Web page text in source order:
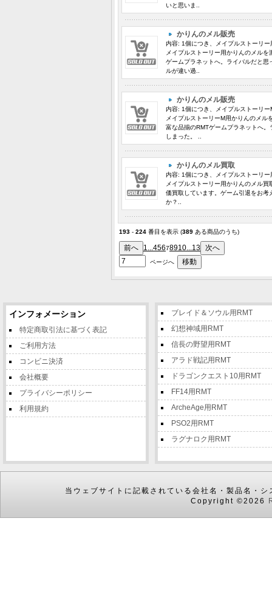
いと思いま..
かりんのメル販売
内容: 1個につき、メイプルストーリ
メイプルストーリー用かりんのメル
ゲームプラネットへ。ライバルだと
ルが違い過..
かりんのメル販売
内容: 1個につき、メイプルストーリ
メイプルストーリーM用かりんのメ
富な品揃のRMTゲームプラネットへ
しまった。 ..
かりんのメル買取
内容: 1個につき、メイプルストーリ
メイプルストーリー用かりんのメル
価買取しています。ゲーム引退をお
か？..
193 - 224 番目を表示 (389 ある商品のうち)
1...45678910...13
ページへ
インフォメーション
特定商取引法に基づく表記
ご利用方法
コンビニ決済
会社概要
プライバシーポリシー
利用規約
ブレイド＆ソウル用RMT
幻想神域用RMT
信長の野望用RMT
アラド戦記用RMT
ドラゴンクエスト10用RMT
FF14用RMT
ArcheAge用RMT
PSO2用RMT
ラグナロク用RMT
当ウェブサイトに記載されている会社名・製品名・
Copyright ©2026